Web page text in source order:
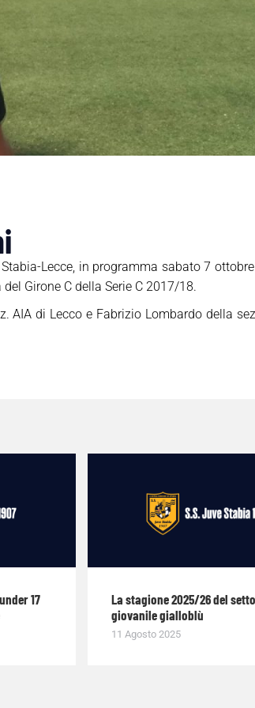
Lecce, in programma sabato 7
Girone C della Serie C 2017/18.
di Lecco e Fabrizio Lombardo della
17
La stagione 2025/26 del
giovanile gialloblù
11 Agosto 2025